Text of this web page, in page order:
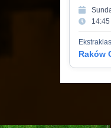
14:45
Raków